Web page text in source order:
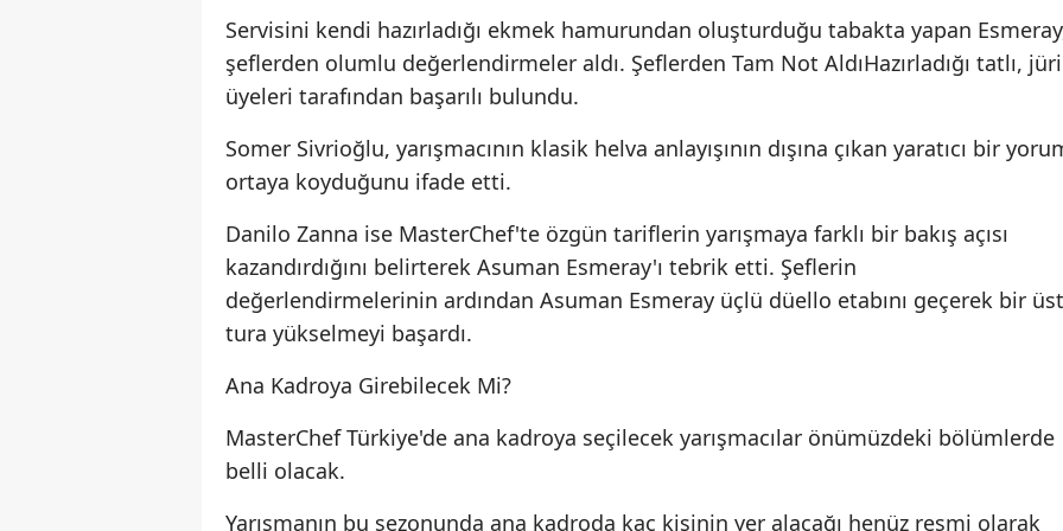
Servisini kendi hazırladığı ekmek hamurundan oluşturduğu tabakta yapan
şeflerden olumlu değerlendirmeler aldı. Şeflerden Tam Not AldıHazırladığı tatlı, jüri
üyeleri tarafından başarılı bulundu.
Somer Sivrioğlu, yarışmacının klasik helva anlayışının dışına çıkan yaratıcı bir
ortaya koyduğunu ifade etti.
Danilo Zanna ise MasterChef'te özgün tariflerin yarışmaya farklı bir bakış açısı
kazandırdığını belirterek Asuman Esmeray'ı tebrik etti. Şeflerin
değerlendirmelerinin ardından Asuman Esmeray üçlü düello etabını geçerek bir üst
tura yükselmeyi başardı.
Ana Kadroya Girebilecek Mi?
MasterChef Türkiye'de ana kadroya seçilecek yarışmacılar önümüzdeki bölümlerde
belli olacak.
Yarışmanın bu sezonunda ana kadroda kaç kişinin yer alacağı henüz resmi olarak